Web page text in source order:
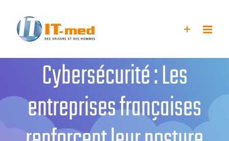
contenu
Cybersécurité : Les
entreprises françaises